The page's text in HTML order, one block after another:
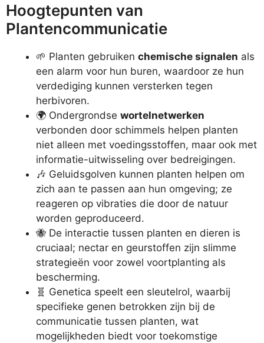
Hoogtepunten van
Plantencommunicatie
🌱 Planten gebruiken chemische signalen als
een alarm voor hun buren, waardoor ze hun
verdediging kunnen versterken tegen
herbivoren.
🌍 Ondergrondse wortelnetwerken
verbonden door schimmels helpen planten
niet alleen met voedingsstoffen, maar ook met
informatie-uitwisseling over bedreigingen.
🎶 Geluidsgolven kunnen planten helpen om
zich aan te passen aan hun omgeving; ze
reageren op vibraties die door de natuur
worden geproduceerd.
🐝 De interactie tussen planten en dieren is
cruciaal; nectar en geurstoffen zijn slimme
strategieën voor zowel voortplanting als
bescherming.
🧬 Genetica speelt een sleutelrol, waarbij
specifieke genen betrokken zijn bij de
communicatie tussen planten, wat
mogelijkheden biedt voor toekomstige